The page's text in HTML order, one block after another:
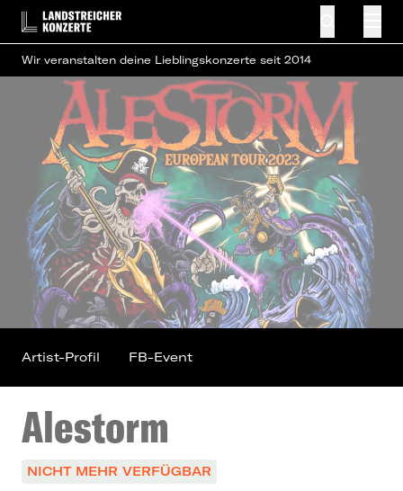
Wir veranstalten deine Lieblingskonzerte seit 2014
Alestorm
NICHT MEHR VERFÜGBAR
Artist-Profil FB-Event